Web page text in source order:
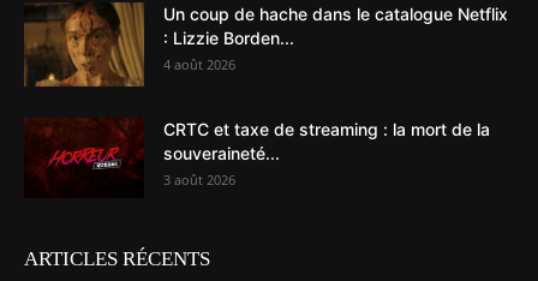
Un coup de hache dans le catalogue Netflix
: Lizzie Borden...
4 août 2026
CRTC et taxe de streaming : la mort de la
souveraineté...
3 août 2026
ARTICLES RÉCENTS